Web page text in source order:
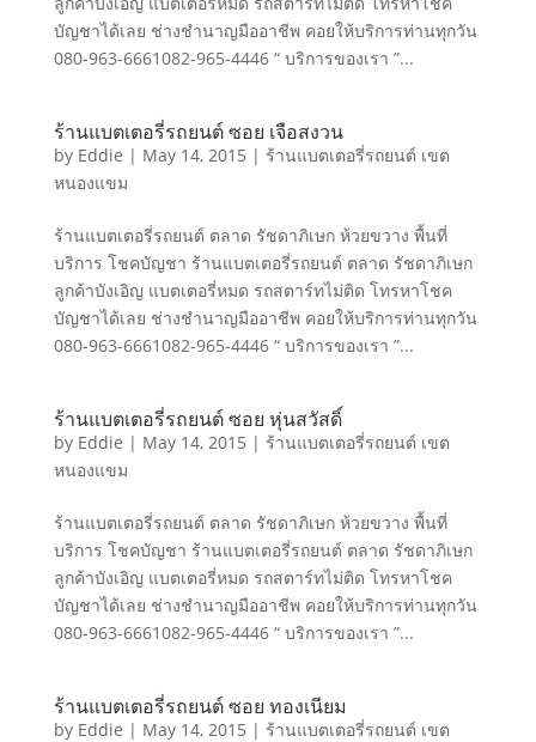
บัญชาได้เลย ช่างชำนาญมืออาชีพ คอยให้บริการท่านทุกวัน
080-963-6661082-965-4446 “ บริการของเรา ”...
ร้านแบตเตอรี่รถยนต์ ซอย เจือสงวน
by Eddie | May 14, 2015 | ร้านแบตเตอรี่รถยนต์ เขต
หนองแขม
ร้านแบตเตอรี่รถยนต์ ตลาด รัชดาภิเษก ห้วยขวาง พื้นที่
บริการ โชคบัญชา ร้านแบตเตอรี่รถยนต์ ตลาด รัชดาภิเษก
ลูกค้าบังเอิญ แบตเตอรี่หมด รถสตาร์ทไม่ติด โทรหาโชค
บัญชาได้เลย ช่างชำนาญมืออาชีพ คอยให้บริการท่านทุกวัน
080-963-6661082-965-4446 “ บริการของเรา ”...
ร้านแบตเตอรี่รถยนต์ ซอย หุ่นสวัสดิ์
by Eddie | May 14, 2015 | ร้านแบตเตอรี่รถยนต์ เขต
หนองแขม
ร้านแบตเตอรี่รถยนต์ ตลาด รัชดาภิเษก ห้วยขวาง พื้นที่
บริการ โชคบัญชา ร้านแบตเตอรี่รถยนต์ ตลาด รัชดาภิเษก
ลูกค้าบังเอิญ แบตเตอรี่หมด รถสตาร์ทไม่ติด โทรหาโชค
บัญชาได้เลย ช่างชำนาญมืออาชีพ คอยให้บริการท่านทุกวัน
080-963-6661082-965-4446 “ บริการของเรา ”...
ร้านแบตเตอรี่รถยนต์ ซอย ทองเนียม
by Eddie | May 14, 2015 | ร้านแบตเตอรี่รถยนต์ เขต